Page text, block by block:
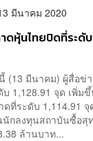
มีนาคม 2020
ดหุ้นไทยปิดที่ระดับ
(13 มีนาคม) ผู้สื่อข่
บ 1,128.91 จุด เพิ่ม
ดที่ระดับ 1,114.91
นักลงทุนสถาบันซื้อสุ
ล้านบาท...